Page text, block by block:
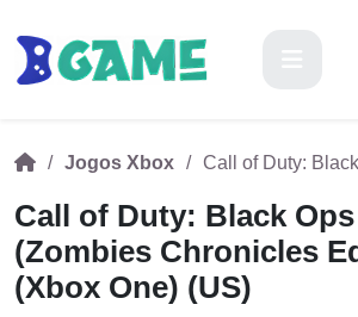
Jogos Xbox Call of Duty:
Call of Duty: Black Ops
(Zombies Chronicles
(Xbox One) (US)